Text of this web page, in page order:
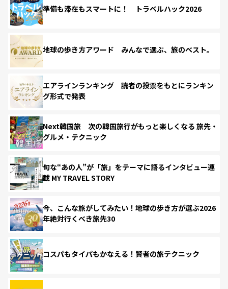
準備も滞在もスマートに！ トラベルハック2026
地球の歩き方アワード みんなで選ぶ、旅のベスト。
エアラインランキング 読者の投票をもとにランキン
グ形式で発表
Next韓国旅 次の韓国旅行がもっと楽しくなる 旅先・
グルメ・テクニック
旬な“あの人”が「旅」をテーマに語るインタビュー連
載 MY TRAVEL STORY
今、こんな旅がしてみたい！地球の歩き方が選ぶ2026
年絶対行くべき旅先30
コスパもタイパもかなえる！賢者の旅テクニック